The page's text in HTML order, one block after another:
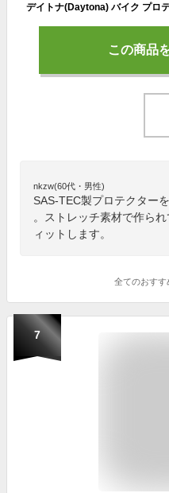
この商品
nkzw(60代・男性)
SAS-TEC製プロテクター
。ストレッチ素材で作ら
ィットします。
全てのおすす
7